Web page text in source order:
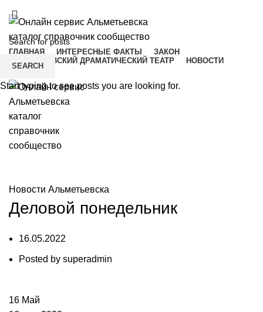
ГЛАВНАЯ ИНТЕРЕСНЫЕ ФАКТЫ
ЗАКОН
АЛЬМЕТЬЕВСКИЙ ДРАМАТИЧЕСКИЙ ТЕАТР
НОВОСТИ
Новости Альметьевска
Деловой понедельник
16.05.2022
Posted by superadmin
16 Май
SEARCH
Start typing to see posts you are looking for.